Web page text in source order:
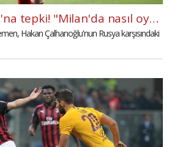
Hakan Çalhanoğlu'na tepki! "Milan'da nasıl oynuyor?"
Hakan Çalhanoğlu'nun Rusya karşısındaki